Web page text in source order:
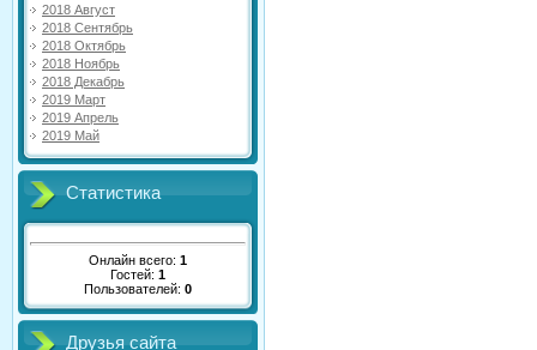
2018 Август
2018 Сентябрь
2018 Октябрь
2018 Ноябрь
2018 Декабрь
2019 Март
2019 Апрель
2019 Май
Статистика
Онлайн всего: 1
Гостей: 1
Пользователей: 0
Друзья сайта